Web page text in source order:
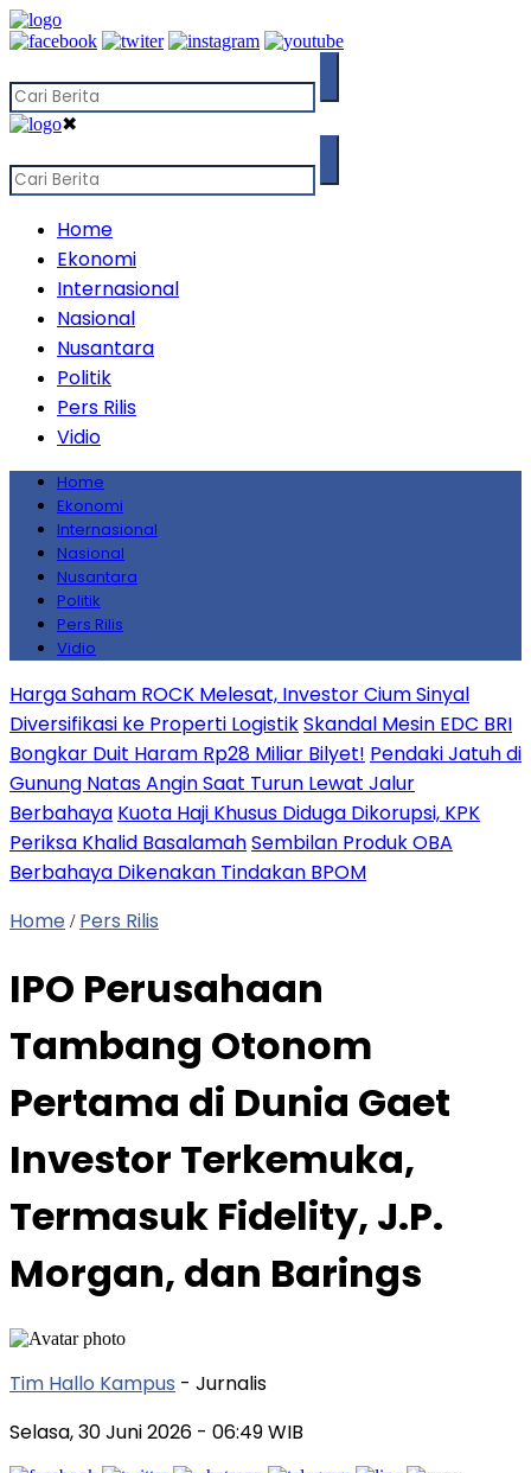
✖
Home
Ekonomi
Internasional
Nasional
Nusantara
Politik
Pers Rilis
Vidio
Home
Ekonomi
Internasional
Nasional
Nusantara
Politik
Pers Rilis
Vidio
Harga Saham ROCK Melesat, Investor Cium Sinyal
Diversifikasi ke Properti LogistikSkandal Mesin EDC BRI
Bongkar Duit Haram Rp28 Miliar Bilyet! Pendaki Jatuh di
Gunung Natas Angin Saat Turun Lewat Jalur
Berbahaya Kuota Haji Khusus Diduga Dikorupsi, KPK
Periksa Khalid BasalamahSembilan Produk OBA
Berbahaya Dikenakan Tindakan BPOM
Home / Pers Rilis
IPO Perusahaan
Tambang Otonom
Pertama di Dunia Gaet
Investor Terkemuka,
Termasuk Fidelity, J.P.
Morgan, dan Barings
Tim Hallo Kampus - Jurnalis
Selasa, 30 Juni 2026 - 06:49 WIB